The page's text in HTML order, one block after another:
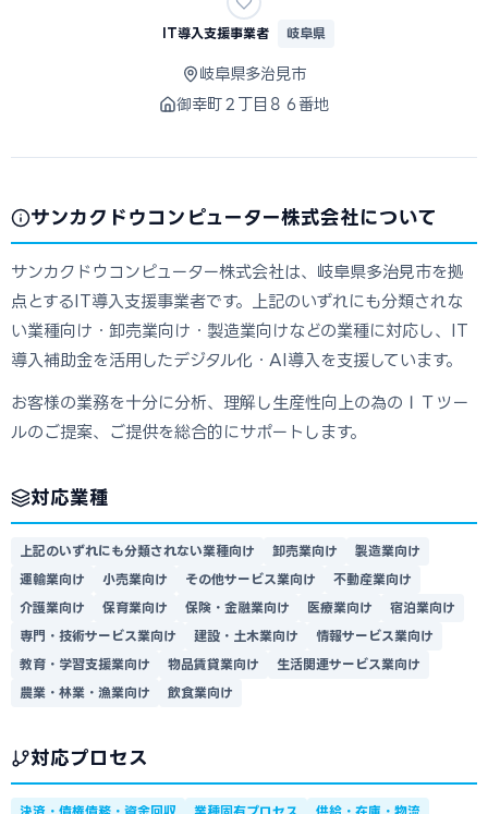
IT導入支援事業者 岐阜県
岐阜県多治見市
御幸町２丁目８６番地
サンカクドウコンピューター株式会社について
サンカクドウコンピューター株式会社は、岐阜県多治見市を拠
点とするIT導入支援事業者です。上記のいずれにも分類されな
い業種向け・卸売業向け・製造業向けなどの業種に対応し、IT
導入補助金を活用したデジタル化・AI導入を支援しています。
お客様の業務を十分に分析、理解し生産性向上の為のＩＴツー
ルのご提案、ご提供を総合的にサポートします。
対応業種
上記のいずれにも分類されない業種向け 卸売業向け
製造業向け
運輸業向け
小売業向け その他サービス業向け
不動産業向け
介護業向け
保育業向け 保険・金融業向け 医療業向け
宿泊業向け
専門・技術サービス業向け
建設・土木業向け
情報サービス業向け
教育・学習支援業向け
物品賃貸業向け
生活関連サービス業向け
農業・林業・漁業向け
飲食業向け
対応プロセス